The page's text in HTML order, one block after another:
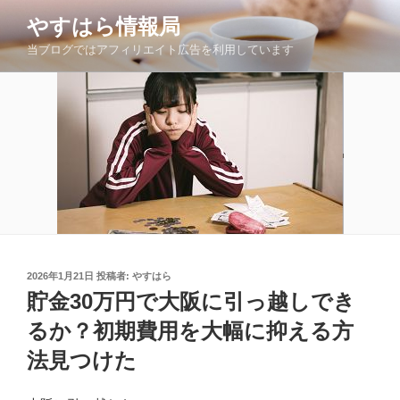
テ
ン
やすはら情報局
当ブログではアフィリエイト広告を利用しています
投
稿
日:
2026年1月21日 投稿者: やすはら
貯金30万円で大阪に引っ越しでき
るか？初期費用を大幅に抑える方
法見つけた